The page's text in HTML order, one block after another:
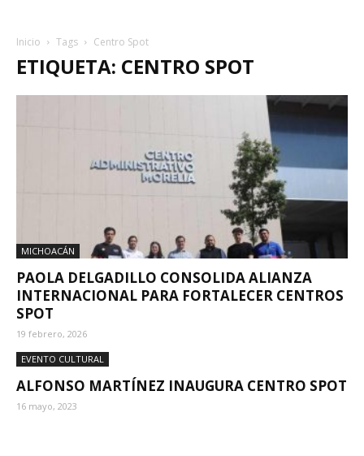
Inicio Tags Centro Spot
ETIQUETA: CENTRO SPOT
MICHOACÁN
PAOLA DELGADILLO CONSOLIDA ALIANZA
INTERNACIONAL PARA FORTALECER CENTROS
SPOT
19 febrero, 2026
EVENTO CULTURAL
ALFONSO MARTÍNEZ INAUGURA CENTRO SPOT
16 mayo, 2023